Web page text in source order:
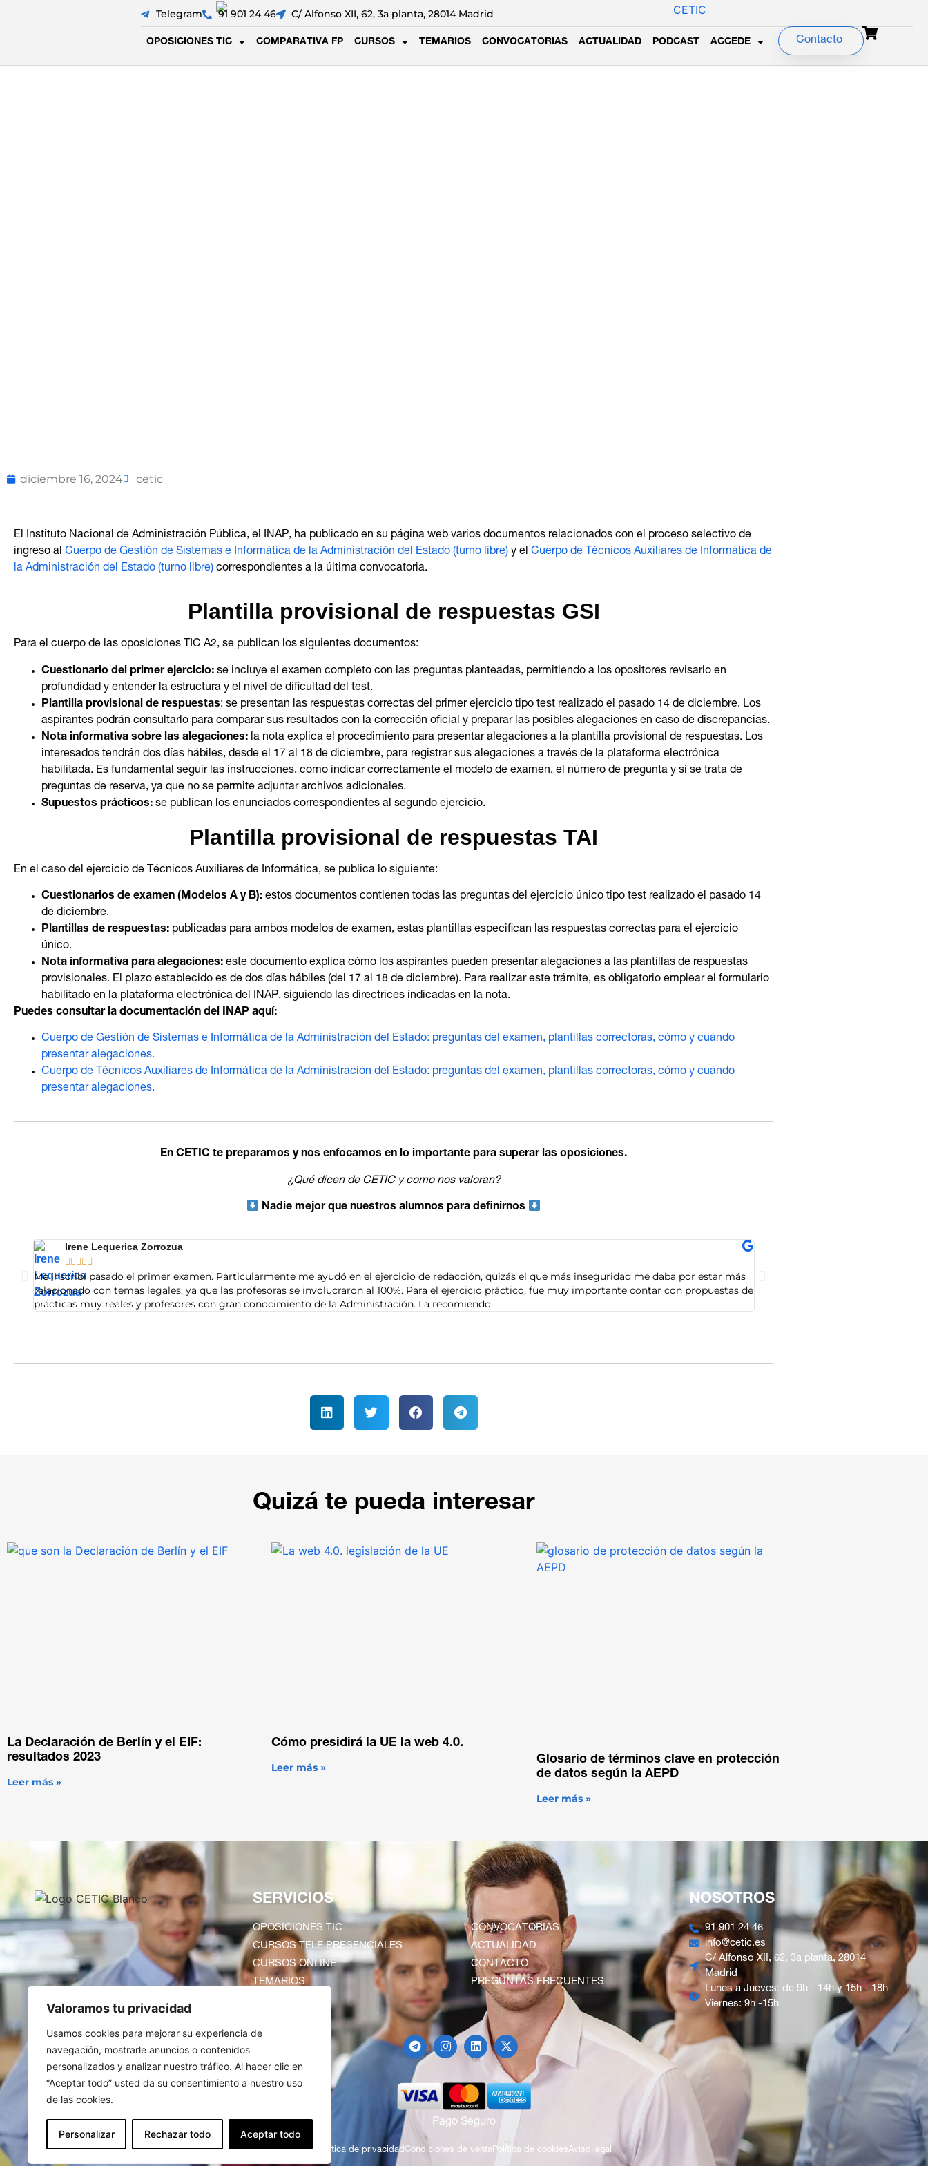
Valoramos tu privacidad
Usamos cookies para mejorar su experiencia de
navegación, mostrarle anuncios o contenidos
personalizados y analizar nuestro tráfico. Al hacer clic en
“Aceptar todo” usted da su consentimiento a nuestro uso
de las cookies.
Personalizar Rechazar todo Aceptar todo
Telegram 91 901 24 46 C/ Alfonso XII, 62, 3a planta, 28014 Madrid
OPOSICIONES TIC COMPARATIVA FP CURSOS TEMARIOS CONVOCATORIAS ACTUALIDAD PODCAST ACCEDE Contacto
diciembre 16, 2024 cetic
El Instituto Nacional de Administración Pública, el INAP, ha publicado en su página web varios documentos relacionados con el proceso selectivo de
ingreso al Cuerpo de Gestión de Sistemas e Informática de la Administración del Estado (turno libre) y el Cuerpo de Técnicos Auxiliares de Informática de
la Administración del Estado (turno libre) correspondientes a la última convocatoria.
Plantilla provisional de respuestas GSI
Para el cuerpo de las oposiciones TIC A2, se publican los siguientes documentos:
Cuestionario del primer ejercicio: se incluye el examen completo con las preguntas planteadas, permitiendo a los opositores revisarlo en
profundidad y entender la estructura y el nivel de dificultad del test​.
Plantilla provisional de respuestas: se presentan las respuestas correctas del primer ejercicio tipo test realizado el pasado 14 de diciembre. Los
aspirantes podrán consultarlo para comparar sus resultados con la corrección oficial y preparar las posibles alegaciones en caso de discrepancias​.
Nota informativa sobre las alegaciones: la nota explica el procedimiento para presentar alegaciones a la plantilla provisional de respuestas. Los
interesados tendrán dos días hábiles, desde el 17 al 18 de diciembre, para registrar sus alegaciones a través de la plataforma electrónica
habilitada. Es fundamental seguir las instrucciones, como indicar correctamente el modelo de examen, el número de pregunta y si se trata de
preguntas de reserva, ya que no se permite adjuntar archivos adicionales​.
Supuestos prácticos: se publican los enunciados correspondientes al segundo ejercicio.
Plantilla provisional de respuestas TAI
En el caso del ejercicio de Técnicos Auxiliares de Informática, se publica lo siguiente:
Cuestionarios de examen (Modelos A y B): estos documentos contienen todas las preguntas del ejercicio único tipo test realizado el pasado 14
de diciembre.
Plantillas de respuestas: publicadas para ambos modelos de examen, estas plantillas especifican las respuestas correctas para el ejercicio
único.
Nota informativa para alegaciones: este documento explica cómo los aspirantes pueden presentar alegaciones a las plantillas de respuestas
provisionales. El plazo establecido es de dos días hábiles (del 17 al 18 de diciembre). Para realizar este trámite, es obligatorio emplear el formulario
habilitado en la plataforma electrónica del INAP, siguiendo las directrices indicadas en la nota.
Puedes consultar la documentación del INAP aquí:
Cuerpo de Gestión de Sistemas e Informática de la Administración del Estado: preguntas del examen, plantillas correctoras, cómo y cuándo
presentar alegaciones.
Cuerpo de Técnicos Auxiliares de Informática de la Administración del Estado: preguntas del examen, plantillas correctoras, cómo y cuándo
presentar alegaciones.
En CETIC te preparamos y nos enfocamos en lo importante para superar las oposiciones.
¿Qué dicen de CETIC y como nos valoran?
Nadie mejor que nuestros alumnos para definirnos
Irene Lequerica Zorrozua
    
Me inscribí pasado el primer examen. Particularmente me ayudó en el ejercicio de redacción, quizás el que más inseguridad me daba por estar más
relacionado con temas legales, ya que las profesoras se involucraron al 100%. Para el ejercicio práctico, fue muy importante contar con propuestas de
prácticas muy reales y profesores con gran conocimiento de la Administración. La recomiendo.
Quizá te pueda interesar
La Declaración de Berlín y el EIF:
resultados 2023
Leer más »
Cómo presidirá la UE la web 4.0.
Leer más »
Glosario de términos clave en protección
de datos según la AEPD
Leer más »
SERVICIOS NOSOTROS
OPOSICIONES TIC
CURSOS TELE PRESENCIALES
CURSOS ONLINE
TEMARIOS
CONVOCATORIAS
ACTUALIDAD
CONTACTO
PREGUNTAS FRECUENTES
91 901 24 46
info@cetic.es
C/ Alfonso XII, 62, 3a planta, 28014
Madrid
Lunes a Jueves: de 9h - 14h y 15h - 18h
Viernes: 9h -15h
Pago Seguro
Política de privacidadCondiciones de ventaPolítica de cookiesAviso legal